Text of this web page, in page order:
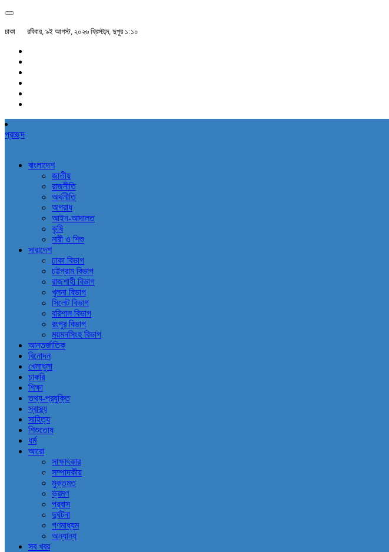
ঢাকা রবিবার, ৯ই আগস্ট, ২০২৬ খ্রিস্টাব্দ, দুপুর ১:১০
প্রচ্ছদ
বাংলাদেশ
জাতীয়
রাজনীতি
অর্থনীতি
অপরাধ
আইন-আদালত
কৃষি
নারী ও শিশু
সারাদেশ
ঢাকা বিভাগ
চট্টগ্রাম বিভাগ
রাজশাহী বিভাগ
খুলনা বিভাগ
সিলেট বিভাগ
বরিশাল বিভাগ
রংপুর বিভাগ
ময়মনসিংহ বিভাগ
আন্তর্জাতিক
বিনোদন
খেলাধুলা
চাকরি
শিক্ষা
তথ্য-প্রযুক্তি
স্বাস্থ্য
সাহিত্য
শিশুতোষ
ধর্ম
আরো
সাক্ষাৎকার
সম্পাদকীয়
মুক্তমত
ভ্রমণ
প্রবাস
দুর্ঘটনা
গণমাধ্যম
অন্যান্য
সব খবর